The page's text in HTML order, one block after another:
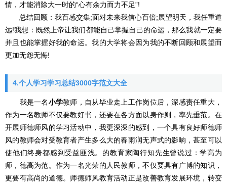
情，才能消除大一时的“心有余力而力不足”!
总结回顾：我百感交集;面对未来我信心百倍;展望明天，我任重道
远!我想：既然上帝让我们都能自己掌握自己的命运，那么我就一定要
并且也能掌握好我的命运。我的大学将会因为我的不断回顾和展望而
更加无怨无悔!
4.个人学习学习总结3000字范文大全
我是一名小学教师，自从毕业走上工作岗位后，深感责任重大，
作为一名教师不仅要教好书，还要在各方面以身作则，率先垂范。在
开展师德师风的学习活动中，我更深深的感到，一个具有良好师德师
风的教师会对受教育者产生多么大的春雨润无声式的影响，甚至可以
使他们终身都感到受益匪浅。的教育家陶行知先生曾说过：学高为
师，德高为范。作为一名光荣的人民教师，不仅要具有广博的知识，
更要有高尚的道德。师德师风教育活动正是改善教育发展环境，转变